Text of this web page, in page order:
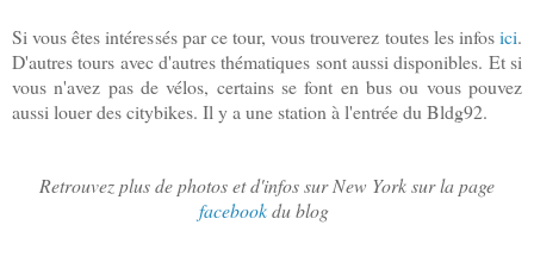
Si vous êtes intéressés par ce tour, vous trouverez toutes les infosici.
D'autres tours avec d'autres thématiques sont aussi disponibles. Et si
vous n'avez pas de vélos, certains se font en bus ou vous pouvez
aussi louer des citybikes. Il y a une station à l'entrée du Bldg92.
Retrouvez plus de photos et d'infos sur New York sur la page
facebookdu blog